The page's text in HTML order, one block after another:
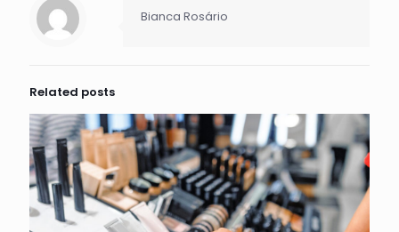
Bianca Rosário
Related posts